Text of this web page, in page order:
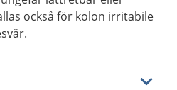
också för kolon irritabile